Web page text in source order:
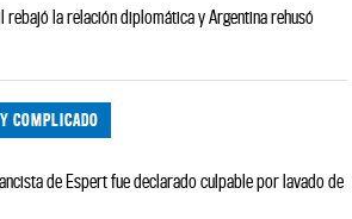
rebajó la relación diplomática y Argentina rehusó
COMPLICADO
de Espert fue declarado culpable por lavado de